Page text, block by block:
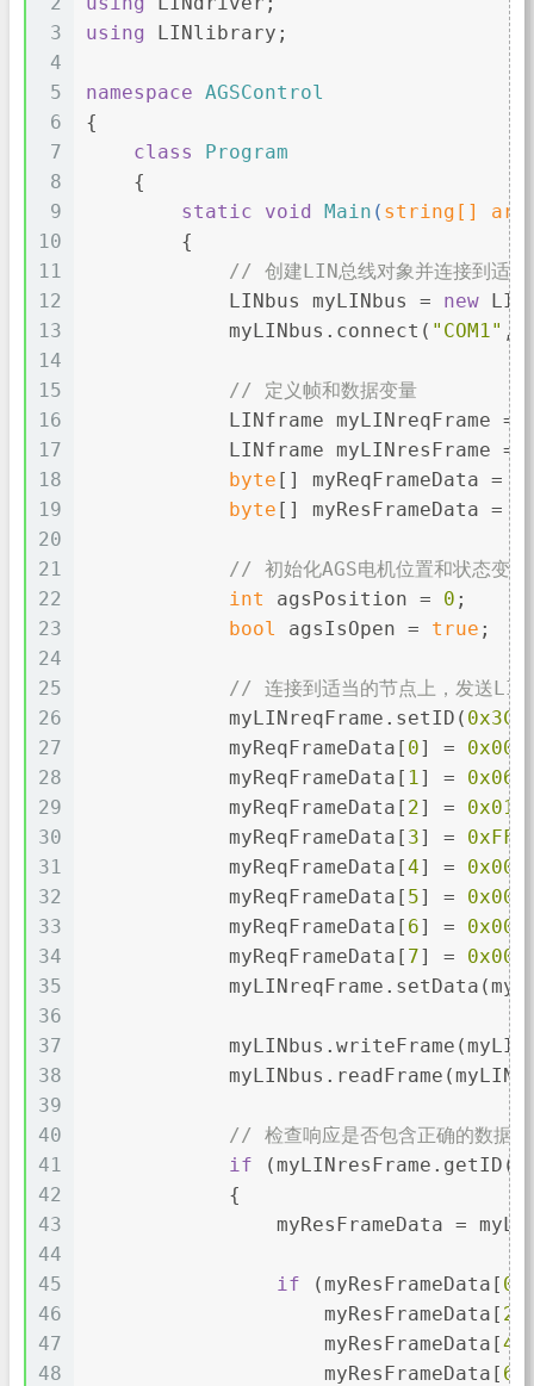
3
4
5
6
7
8
9
10
11
12
13
14
15
16
17
18
19
20
21
22
23
24
25
26
27
28
29
30
31
32
33
34
35
36
37
38
39
40
41
42
43
44
45
46
47
48
using
LINlibrary;
namespace AGSControl
{
class
Program
{
static
void Main ( string []
{
// 创建LIN总线对象并连接到适当
LINbus myLINbus = new
myLINbus.connect( "COM1" ,
// 定义帧和数据变量
LINframe myLINreqFrame =
LINframe myLINresFrame =
byte [] myReqFrameData =
byte [] myResFrameData =
// 初始化AGS电机位置和状态变量
int
agsPosition = 0 ;
bool
agsIsOpen = true ;
// 连接到适当的节点上，发送LIN
myLINreqFrame.setID( 0x3C
myReqFrameData[ 0] = 0x00
myReqFrameData[ 1] = 0x06
myReqFrameData[ 2] = 0x01
myReqFrameData[ 3] = 0xFF
myReqFrameData[4] = 0x00
myReqFrameData[ 5] = 0x00
myReqFrameData[ 6] = 0x00
myReqFrameData[ 7] = 0x00
// 检查响应是否包含正确的数据
if
{
myResFrameData =
if (myResFrameData[ 0
myResFrameData[ 2
myResFrameData[4
myResFrameData[ 6